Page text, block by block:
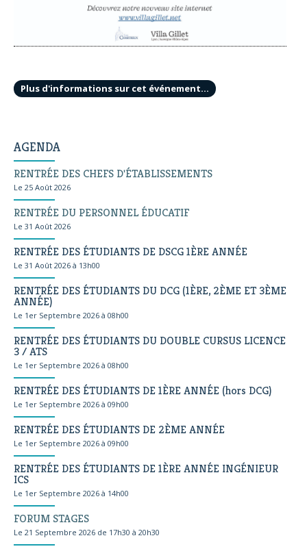
Plus d'informations sur cet événement…
AGENDA
RENTRÉE DES CHEFS D'ÉTABLISSEMENTS
Le 25 Août 2026
RENTRÉE DU PERSONNEL ÉDUCATIF
Le 31 Août 2026
RENTRÉE DES ÉTUDIANTS DE DSCG 1ÈRE ANNÉE
Le 31 Août 2026 à 13h00
RENTRÉE DES ÉTUDIANTS DU DCG (1ÈRE, 2ÈME ET 3ÈME
ANNÉE)
Le 1er Septembre 2026 à 08h00
RENTRÉE DES ÉTUDIANTS DU DOUBLE CURSUS LICENCE
3 / ATS
Le 1er Septembre 2026 à 08h00
RENTRÉE DES ÉTUDIANTS DE 1ÈRE ANNÉE (hors DCG)
Le 1er Septembre 2026 à 09h00
RENTRÉE DES ÉTUDIANTS DE 2ÈME ANNÉE
Le 1er Septembre 2026 à 09h00
RENTRÉE DES ÉTUDIANTS DE 1ÈRE ANNÉE INGÉNIEUR
ICS
Le 1er Septembre 2026 à 14h00
FORUM STAGES
Le 21 Septembre 2026 de 17h30 à 20h30